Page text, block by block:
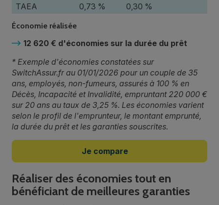
TAEA 0,73 % 0,30 %
Économie réalisée
12 620 € d'économies sur la durée du prêt
* Exemple d'économies constatées sur
SwitchAssur.fr au 01/01/2026 pour un couple de 35
ans, employés, non-fumeurs, assurés à 100 % en
Décès, Incapacité et Invalidité, empruntant 220 000 €
sur 20 ans au taux de 3,25 %. Les économies varient
selon le profil de l'emprunteur, le montant emprunté,
la durée du prêt et les garanties souscrites.
Je compare
Réaliser des économies tout en
bénéficiant de meilleures garanties